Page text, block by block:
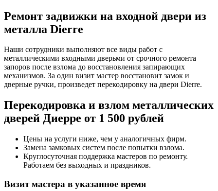
Ремонт задвижки на входной двери из
металла Dierre
Наши сотрудники выполняют все виды работ с
металлическими входными дверьми от срочного ремонта
запоров после взлома до восстановления запирающих
механизмов. За один визит мастер восстановит замок и
дверные ручки, произведет перекодировку на двери Dierre.
Перекодировка и взлом металлических
дверей Диерре от 1 500 рублей
Цены на услуги ниже, чем у аналогичных фирм.
Замена замковых систем после попытки взлома.
Круглосуточная поддержка мастеров по ремонту.
Работаем без выходных и праздников.
Визит мастера в указанное время